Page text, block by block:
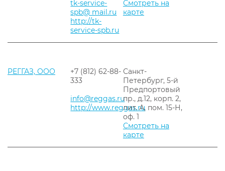
tk-service-
spb@ mail.ru
http://tk-
service-spb.ru
Смотреть на
карте
РЕГГАЗ, ООО
+7 (812) 62-88-
333
info@reggas.ru
http://www.reggas.ru
Санкт-
Петербург, 5-й
Предпортовый
пр., д.12, корп. 2,
лит. А, пом. 15-Н,
оф. 1
Смотреть на
карте